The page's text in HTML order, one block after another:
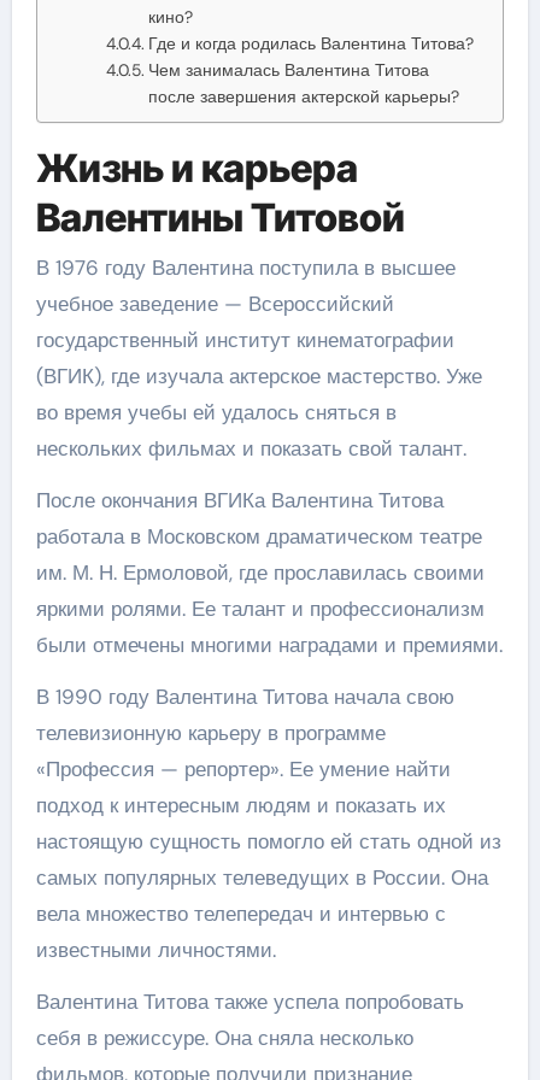
кино?
Где и когда родилась Валентина Титова?
Чем занималась Валентина Титова
после завершения актерской карьеры?
Жизнь и карьера
Валентины Титовой
В 1976 году Валентина поступила в высшее
учебное заведение — Всероссийский
государственный институт кинематографии
(ВГИК), где изучала актерское мастерство. Уже
во время учебы ей удалось сняться в
нескольких фильмах и показать свой талант.
После окончания ВГИКа Валентина Титова
работала в Московском драматическом театре
им. М. Н. Ермоловой, где прославилась своими
яркими ролями. Ее талант и профессионализм
были отмечены многими наградами и премиями.
В 1990 году Валентина Титова начала свою
телевизионную карьеру в программе
«Профессия — репортер». Ее умение найти
подход к интересным людям и показать их
настоящую сущность помогло ей стать одной из
самых популярных телеведущих в России. Она
вела множество телепередач и интервью с
известными личностями.
Валентина Титова также успела попробовать
себя в режиссуре. Она сняла несколько
фильмов, которые получили признание